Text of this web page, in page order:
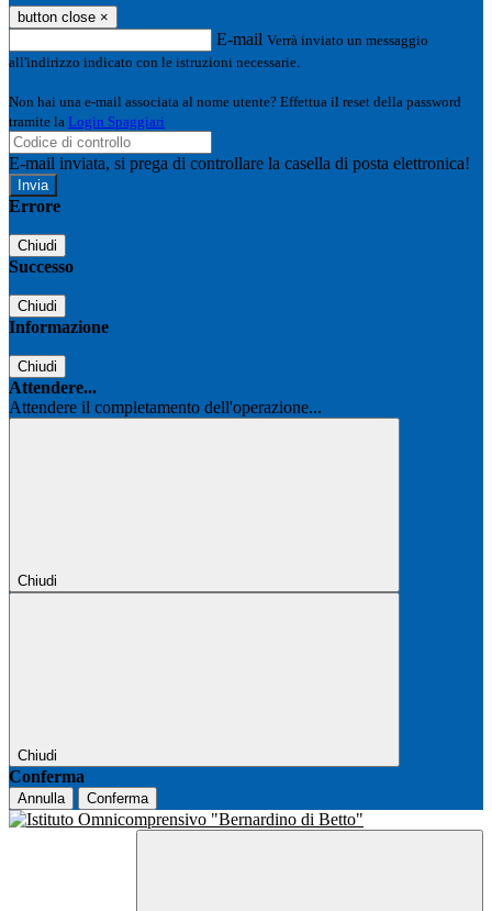
button close ×
E-mail Verrà inviato un messaggio
all'indirizzo indicato con le istruzioni necessarie.
Non hai una e-mail associata al nome utente? Effettua il reset della password
tramite la Login Spaggiari
E-mail inviata, si prega di controllare la casella di posta elettronica!
Errore
Chiudi
Successo
Chiudi
Informazione
Chiudi
Attendere...
Attendere il completamento dell'operazione...
Chiudi
Chiudi
Conferma
Annulla Conferma